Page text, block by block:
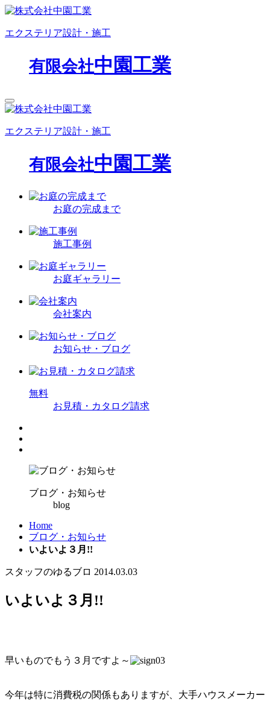
エクステリア設計・施工
有限会社中園工業
エクステリア設計・施工
有限会社中園工業
お庭の完成まで
施工事例
お庭ギャラリー
会社案内
お知らせ・ブログ
無料
お見積・カタログ請求
ブログ・お知らせ
blog
Home
ブログ・お知らせ
いよいよ３月!!
スタッフのゆるブロ 2014.03.03
いよいよ３月!!
早いものでもう３月ですよ～
今年は特に消費税の関係もありますが、大手ハウスメーカー